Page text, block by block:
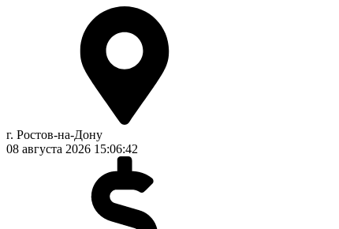
г. Ростов-на-Дону
08 августа 2026 15:06:42